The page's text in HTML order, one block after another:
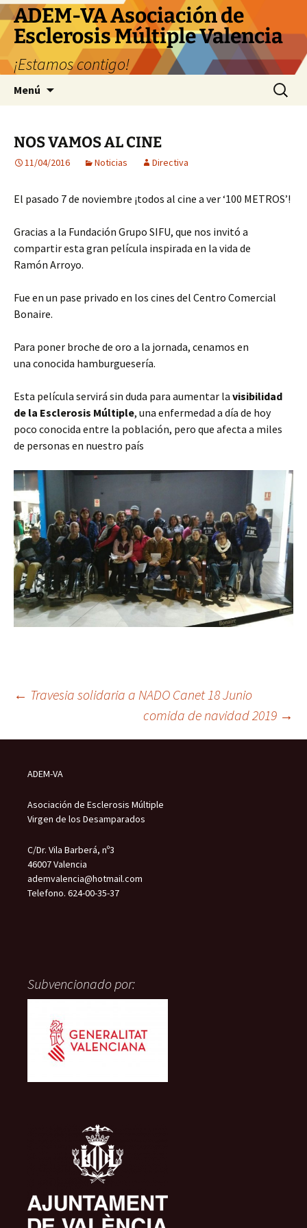
ADEM-VA Asociación de
Esclerosis Múltiple Valencia
¡Estamos contigo!
Menú Buscar:
NOS VAMOS AL CINE
11/04/2016 Noticias Directiva
El pasado 7 de noviembre ¡todos al cine a ver ‘100 METROS’!
Gracias a la Fundación Grupo SIFU, que nos invitó a
compartir esta gran película inspirada en la vida de
Ramón Arroyo.
Fue en un pase privado en los cines del Centro Comercial
Bonaire.
Para poner broche de oro a la jornada, cenamos en
una conocida hamburguesería.
Esta película servirá sin duda para aumentar la visibilidad
de la Esclerosis Múltiple, una enfermedad a día de hoy
poco conocida entre la población, pero que afecta a miles
de personas en nuestro país
Navegación
de
entradas
← Travesia solidaria a NADO Canet 18 Junio
comida de navidad 2019 →
ADEM-VA
Asociación de Esclerosis Múltiple
Virgen de los Desamparados
C/Dr. Vila Barberá, nº3
46007 Valencia
ademvalencia@hotmail.com
Telefono. 624-00-35-37
Subvencionado por: